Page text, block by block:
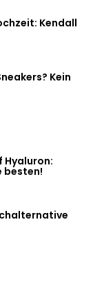
Kendall
Kein
besten!